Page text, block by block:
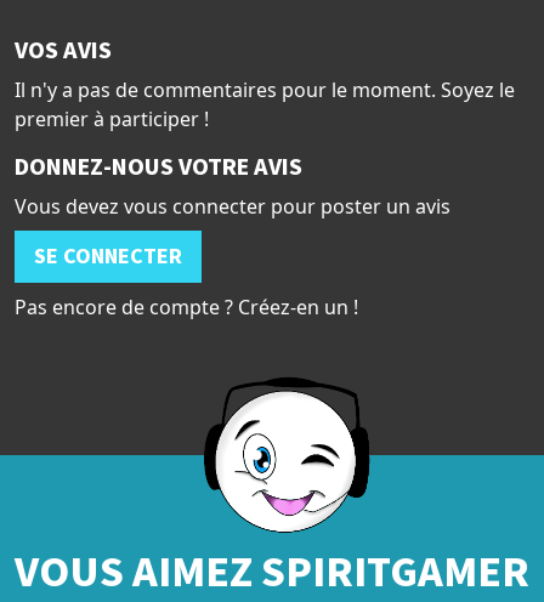
VOS AVIS
Il n'y a pas de commentaires pour le moment. Soyez le
premier à participer !
DONNEZ-NOUS VOTRE AVIS
Vous devez vous connecter pour poster un avis
SE CONNECTER
Pas encore de compte ? Créez-en un !
VOUS AIMEZ SPIRITGAMER